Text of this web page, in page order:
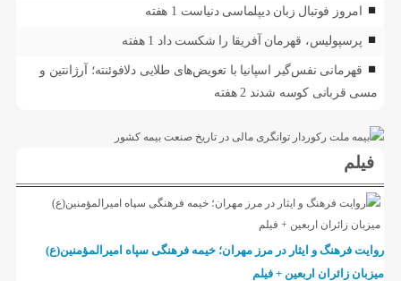
امروز فوتبال زبان دیپلماسی دنیاست 1 هفته
پرسپولیس، قهرمان آفریقا را شکست داد 1 هفته
قهرمانی نفس‌گیر اسپانیا با تعویض‌های طلایی دلافوئنته؛ آرژانتین و
مسی قربانی کوسه شدند 2 هفته
فیلم
روایت فرهنگ و ایثار در مرز مهران؛ خیمه فرهنگی سپاه امیرالمؤمنین(ع)
میزبان زائران اربعین + فیلم